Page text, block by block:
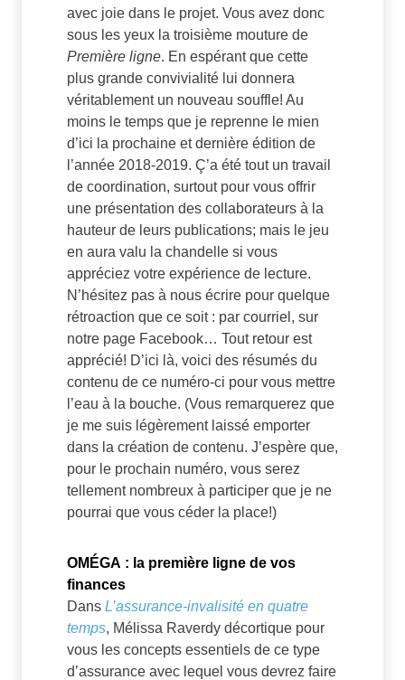
avec joie dans le projet. Vous avez donc
sous les yeux la troisième mouture de
Première ligne. En espérant que cette
plus grande convivialité lui donnera
véritablement un nouveau souffle! Au
moins le temps que je reprenne le mien
d’ici la prochaine et dernière édition de
l’année 2018-2019. Ç’a été tout un travail
de coordination, surtout pour vous offrir
une présentation des collaborateurs à la
hauteur de leurs publications; mais le jeu
en aura valu la chandelle si vous
appréciez votre expérience de lecture.
N’hésitez pas à nous écrire pour quelque
rétroaction que ce soit : par courriel, sur
notre page Facebook… Tout retour est
apprécié! D’ici là, voici des résumés du
contenu de ce numéro-ci pour vous mettre
l’eau à la bouche. (Vous remarquerez que
je me suis légèrement laissé emporter
dans la création de contenu. J’espère que,
pour le prochain numéro, vous serez
tellement nombreux à participer que je ne
pourrai que vous céder la place!)
OMÉGA : la première ligne de vos
finances
Dans L’assurance-invalisité en quatre
temps, Mélissa Raverdy décortique pour
vous les concepts essentiels de ce type
d’assurance avec lequel vous devrez faire